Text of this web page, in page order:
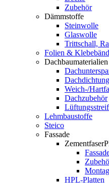
Zubehör
Dämmstoffe
Steinwolle
Glaswolle
Trittschall,
Folien &
Dachbaumaterialien
Weich-/
Dachzubehör
Lehmbaustoffe
Steico
Fassade
HPL-Platten